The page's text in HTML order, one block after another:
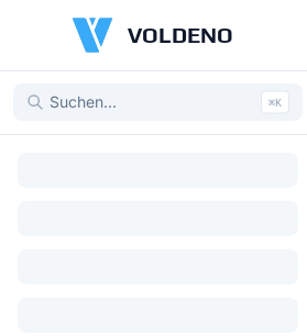
VOLDENO
⌘K